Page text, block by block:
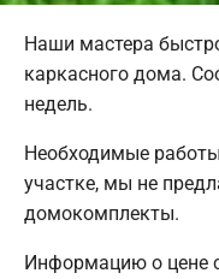
Наши мастера
каркасного дома.
недель.
Необходимые
участке, мы не
домокомплекты.
Информацию о цене